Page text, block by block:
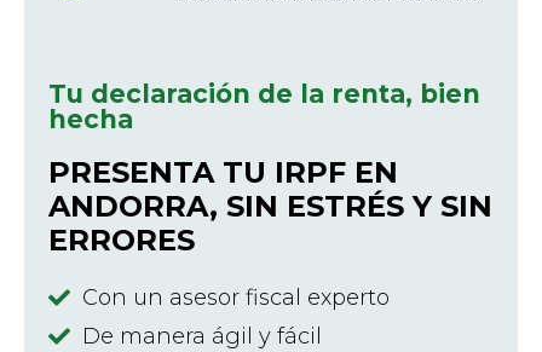
Tu declaración de la renta, bien
hecha
PRESENTA TU IRPF EN
ANDORRA, SIN ESTRÉS Y SIN
ERRORES
Con un asesor fiscal experto
De manera ágil y fácil